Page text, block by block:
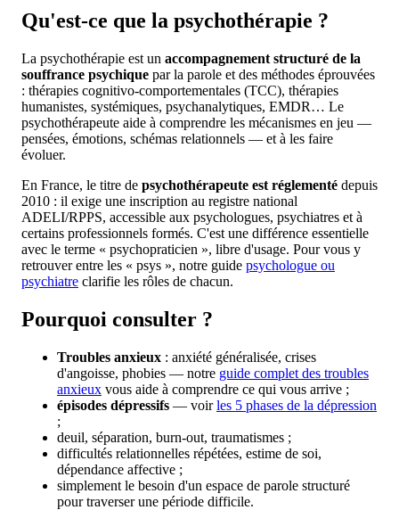
Qu'est-ce que la psychothérapie ?
La psychothérapie est un accompagnement structuré de la
souffrance psychique par la parole et des méthodes éprouvées
: thérapies cognitivo-comportementales (TCC), thérapies
humanistes, systémiques, psychanalytiques, EMDR… Le
psychothérapeute aide à comprendre les mécanismes en jeu —
pensées, émotions, schémas relationnels — et à les faire
évoluer.
En France, le titre de psychothérapeute est réglementé depuis
2010 : il exige une inscription au registre national
ADELI/RPPS, accessible aux psychologues, psychiatres et à
certains professionnels formés. C'est une différence essentielle
avec le terme « psychopraticien », libre d'usage. Pour vous y
retrouver entre les « psys », notre guide psychologue ou
psychiatre clarifie les rôles de chacun.
Pourquoi consulter ?
Troubles anxieux : anxiété généralisée, crises
d'angoisse, phobies — notre guide complet des troubles
anxieux vous aide à comprendre ce qui vous arrive ;
épisodes dépressifs — voirles 5 phases de la dépression
;
deuil, séparation, burn-out, traumatismes ;
difficultés relationnelles répétées, estime de soi,
dépendance affective ;
simplement le besoin d'un espace de parole structuré
pour traverser une période difficile.